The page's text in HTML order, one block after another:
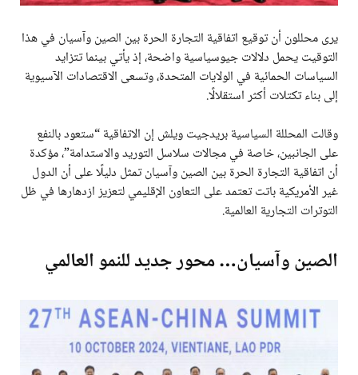
يرى محللون أن توقيع اتفاقية التجارة الحرة بين الصين وآسيان في هذا
التوقيت يحمل دلالات جيوسياسية واضحة، إذ يأتي بينما تتزايد
السياسات الحمائية في الولايات المتحدة، وتسعى الاقتصادات الآسيوية
إلى بناء تكتلات أكثر استقلالًا.
وقالت المحللة السياسية بريدجيت ويلش إن الاتفاقية “ستعود بالنفع
على الجانبين، خاصة في مجالات سلاسل التوريد والاستدامة”، مؤكدة
أن اتفاقية التجارة الحرة بين الصين وآسيان تمثل دليلًا على أن الدول
غير الأمريكية باتت تعتمد على التعاون الإقليمي لتعزيز ازدهارها في ظل
التوترات التجارية العالمية.
الصين وآسيان… محور جديد للنمو العالمي